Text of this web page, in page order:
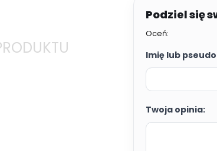
Oceń:
Imię lub
Twoja opinia: